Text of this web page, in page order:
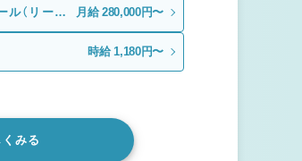
ル（リーダ
月給 280,000円〜
時給 1,180円〜
みる